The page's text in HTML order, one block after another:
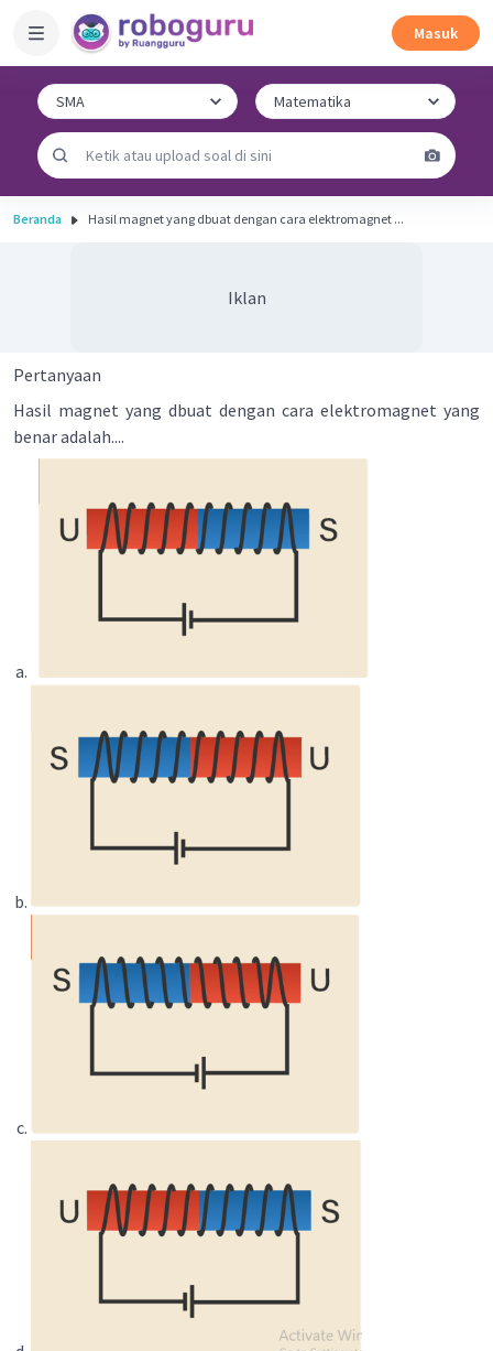
Masuk
Beranda Hasil magnet yang dbuat dengan cara elektromagnet ...
Iklan
Pertanyaan
Hasil magnet yang dbuat dengan cara elektromagnet yang
benar adalah....